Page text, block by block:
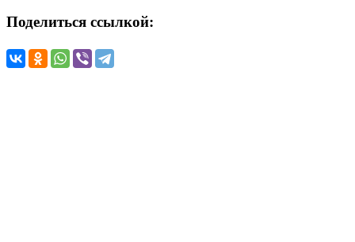
Поделиться ссылкой: